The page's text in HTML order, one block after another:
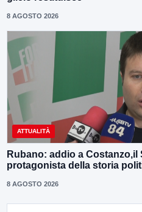
8 AGOSTO 2026
ATTUALITÀ
Rubano: addio a Costanzo,il
protagonista della storia
8 AGOSTO 2026